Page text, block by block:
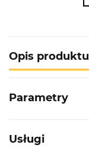
Opis produktu
Parametry
Usługi